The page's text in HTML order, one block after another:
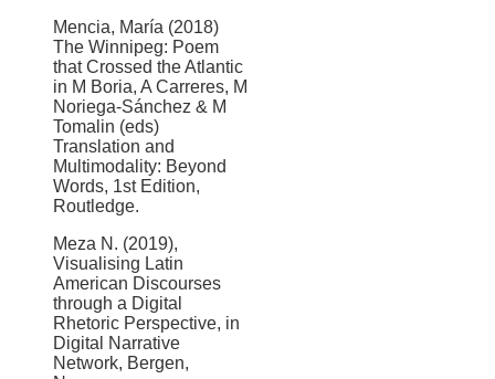
Mencia, María (2018)
The Winnipeg: Poem
that Crossed the Atlantic
in M Boria, A Carreres, M
Noriega-Sánchez & M
Tomalin (eds)
Translation and
Multimodality: Beyond
Words, 1st Edition,
Routledge.
Meza N. (2019),
Visualising Latin
American Discourses
through a Digital
Rhetoric Perspective, in
Digital Narrative
Network, Bergen,